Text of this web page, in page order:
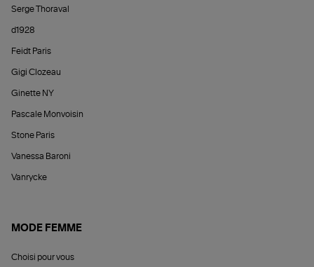
Serge Thoraval
d1928
Feidt Paris
Gigi Clozeau
Ginette NY
Pascale Monvoisin
Stone Paris
Vanessa Baroni
Vanrycke
MODE FEMME
Choisi pour vous